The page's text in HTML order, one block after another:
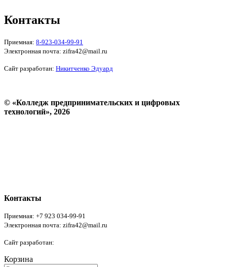
Контакты
Приемная: 8-923-034-99-91
Электронная почта: zifra42@mail.ru
Сайт разработан: Никитченко Эдуард
© «Колледж предпринимательских и цифровых
технологий», 2026
Контакты
Приемная: +7 923 034-99-91
Электронная почта: zifra42@mail.ru
Сайт разработан:
Корзина